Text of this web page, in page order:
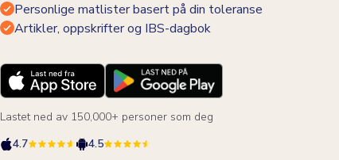
Personlige matlister basert på din toleranse
Artikler, oppskrifter og IBS-dagbok
Lastet ned av 150,000+ personer som deg
4.7
4.5